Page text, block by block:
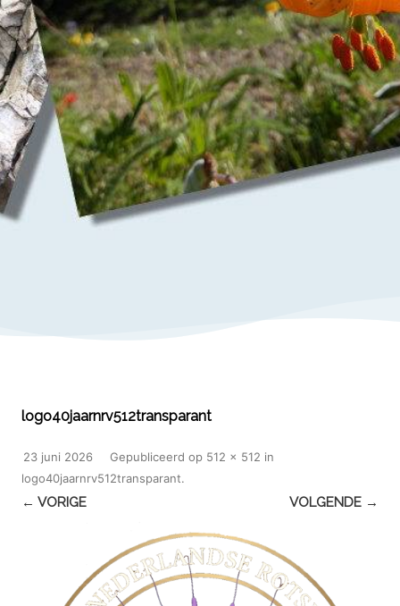
logo40jaarnrv512transparant
Gepubliceerd
23 juni 2026 op 512 × 512 in
logo40jaarnrv512transparant.
← VORIGE VOLGENDE →